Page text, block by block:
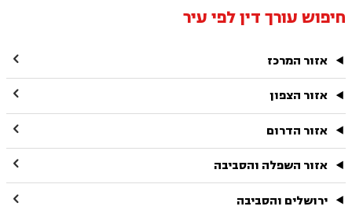
חיפוש עורך דין לפי עיר
אזור המרכז 
אזור הצפון 
אזור הדרום 
אזור השפלה והסביבה 
ירושלים והסביבה 